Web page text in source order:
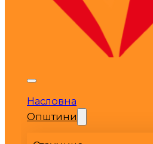
Насловна
Општини